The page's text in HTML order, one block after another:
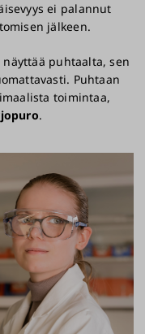
ei palannut
jälkeen.
puhtaalta, sen
Puhtaan
toimintaa,
.